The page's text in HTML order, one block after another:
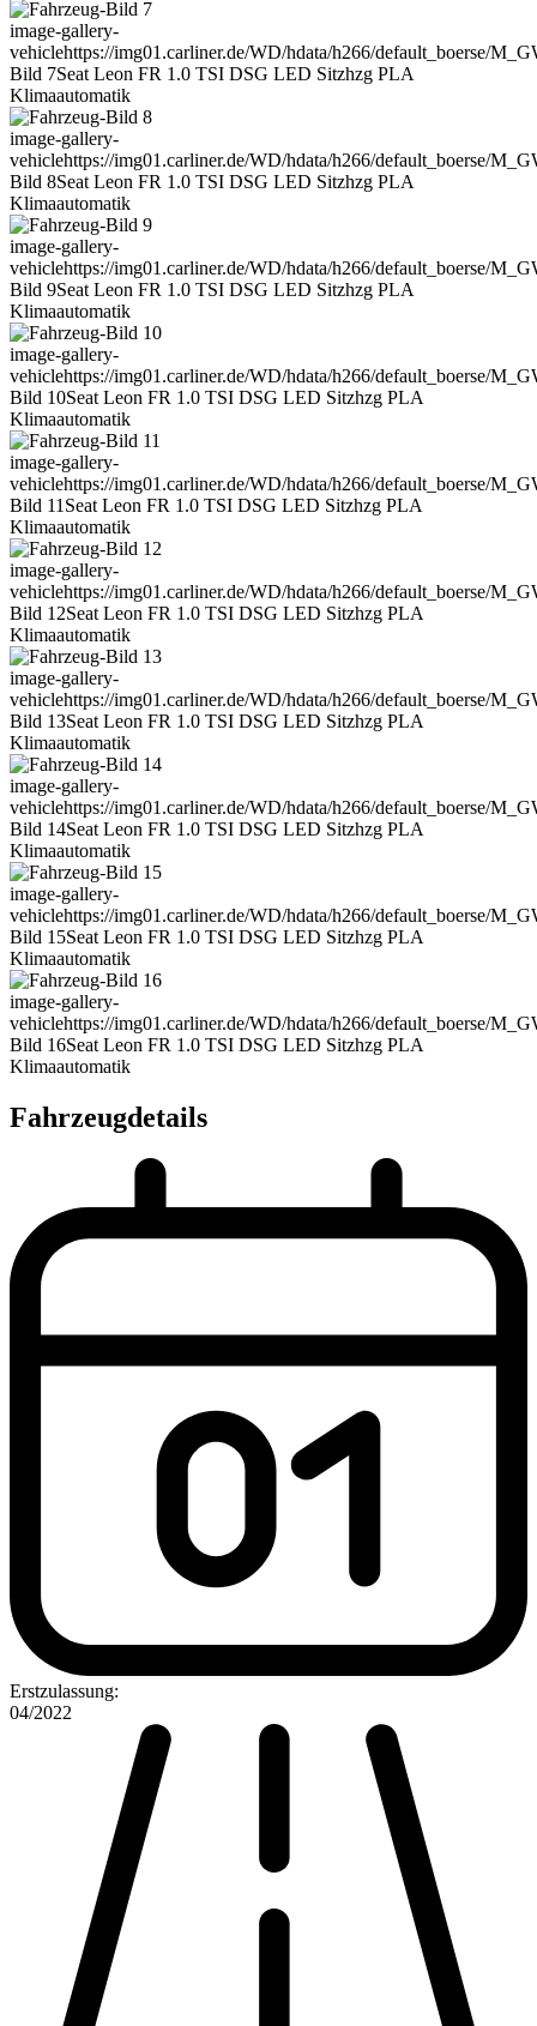
image-gallery-
vehiclehttps://img01.carliner.de/WD/hdata/h266/default_boerse/
Bild 7Seat Leon FR 1.0 TSI DSG LED Sitzhzg PLA
Klimaautomatik
image-gallery-
vehiclehttps://img01.carliner.de/WD/hdata/h266/default_boerse/
Bild 8Seat Leon FR 1.0 TSI DSG LED Sitzhzg PLA
Klimaautomatik
image-gallery-
vehiclehttps://img01.carliner.de/WD/hdata/h266/default_boerse/
Bild 9Seat Leon FR 1.0 TSI DSG LED Sitzhzg PLA
Klimaautomatik
image-gallery-
vehiclehttps://img01.carliner.de/WD/hdata/h266/default_boerse/
Bild 10Seat Leon FR 1.0 TSI DSG LED Sitzhzg PLA
Klimaautomatik
image-gallery-
vehiclehttps://img01.carliner.de/WD/hdata/h266/default_boerse/
Bild 11 Seat Leon FR 1.0 TSI DSG LED Sitzhzg PLA
Klimaautomatik
image-gallery-
vehiclehttps://img01.carliner.de/WD/hdata/h266/default_boerse/
Bild 12Seat Leon FR 1.0 TSI DSG LED Sitzhzg PLA
Klimaautomatik
image-gallery-
vehiclehttps://img01.carliner.de/WD/hdata/h266/default_boerse/
Bild 13Seat Leon FR 1.0 TSI DSG LED Sitzhzg PLA
Klimaautomatik
image-gallery-
vehiclehttps://img01.carliner.de/WD/hdata/h266/default_boerse/
Bild 14Seat Leon FR 1.0 TSI DSG LED Sitzhzg PLA
Klimaautomatik
image-gallery-
vehiclehttps://img01.carliner.de/WD/hdata/h266/default_boerse/
Bild 15Seat Leon FR 1.0 TSI DSG LED Sitzhzg PLA
Klimaautomatik
image-gallery-
vehiclehttps://img01.carliner.de/WD/hdata/h266/default_boerse/
Bild 16Seat Leon FR 1.0 TSI DSG LED Sitzhzg PLA
Klimaautomatik
Fahrzeugdetails
Erstzulassung:
04/2022